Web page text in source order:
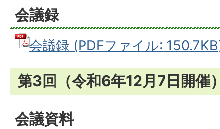
会議録
会議録 (PDFファイル:
第3回（令和6年12月7日開催
会議資料